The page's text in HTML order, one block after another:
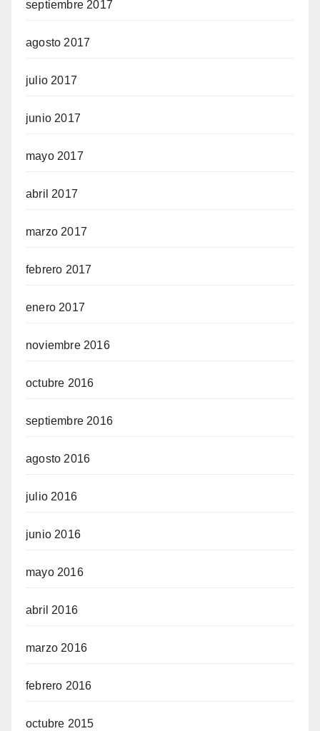
septiembre 2017
agosto 2017
julio 2017
junio 2017
mayo 2017
abril 2017
marzo 2017
febrero 2017
enero 2017
noviembre 2016
octubre 2016
septiembre 2016
agosto 2016
julio 2016
junio 2016
mayo 2016
abril 2016
marzo 2016
febrero 2016
octubre 2015